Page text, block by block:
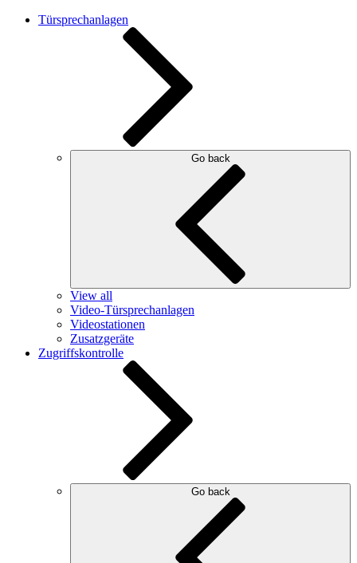
Türsprechanlagen
Go back
View all
Video-Türsprechanlagen
Videostationen
Zusatzgeräte
Zugriffskontrolle
Go back